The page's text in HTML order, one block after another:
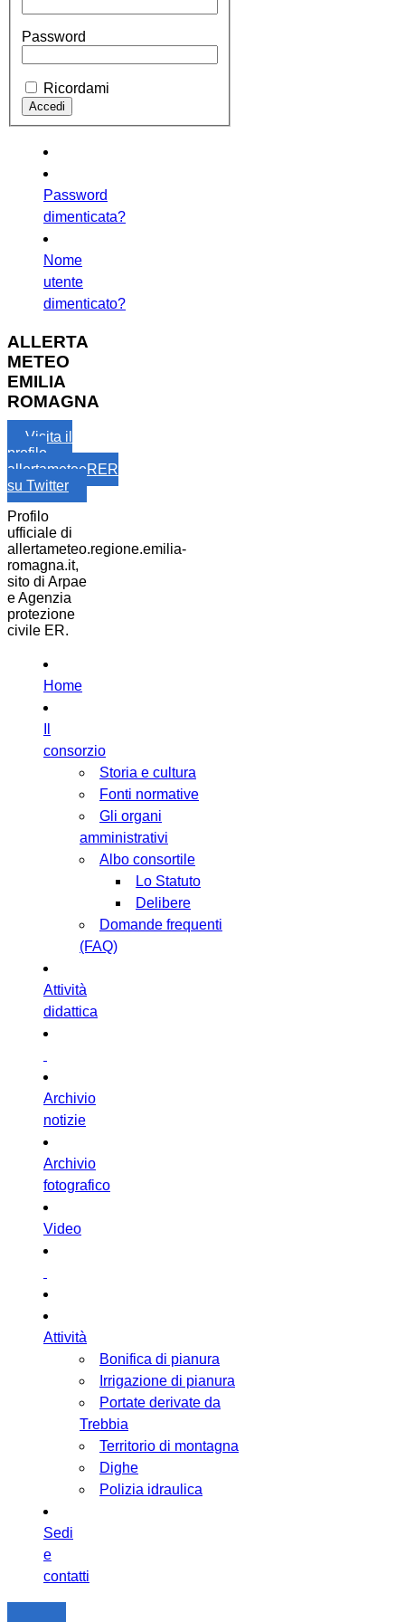
Password
Ricordami
Password
dimenticata?
Nome
utente
dimenticato?
ALLERTA
METEO
EMILIA
ROMAGNA
Visita il
profilo
allertameteoRER
su Twitter
Profilo
ufficiale di
allertameteo.regione.emilia-
romagna.it,
sito di Arpae
e Agenzia
protezione
civile ER.
Home
consorzio
Storia e cultura
Fonti normative
Gli organi
amministrativi
Albo consortile
Lo Statuto
Delibere
Domande frequenti
(FAQ)
Attività
didattica
Archivio
notizie
Archivio
fotografico
Video
Attività
Bonifica di pianura
Irrigazione di pianura
Portate derivate da
Trebbia
Territorio di montagna
Dighe
Polizia idraulica
Sedi
e
contatti